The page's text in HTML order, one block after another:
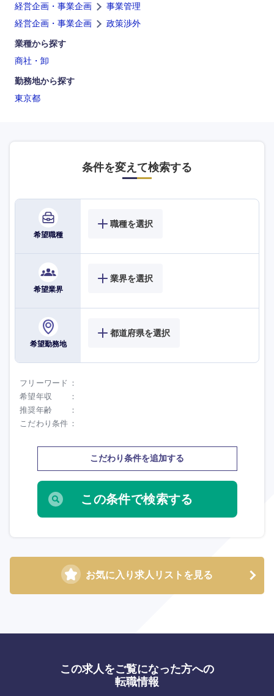
経営企画・事業企画
事業管理
経営企画・事業企画
政策渉外
業種から探す
商社・卸
勤務地から探す
東京都
条件を変えて検索する
希望職種
職種を選択
希望業界
業界を選択
希望勤務地
都道府県を選択
フリーワード
希望年収
推奨年齢
こだわり条件
こだわり条件を追加する
お気に入り求人リストを見る
選択する
選択する
選択する
選択する
この求人をご覧になった方への
転職情報